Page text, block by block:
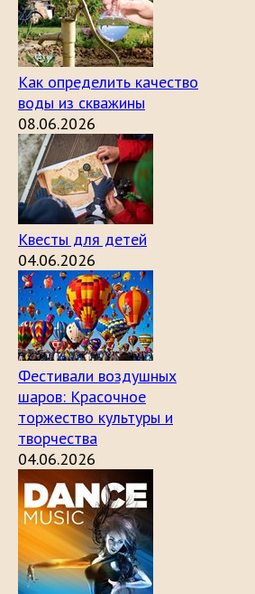
Как определить качество
воды из скважины
08.06.2026
Квесты для детей
04.06.2026
Фестивали воздушных
шаров: Красочное
торжество культуры и
творчества
04.06.2026